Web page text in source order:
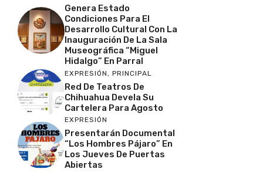
Genera Estado
Condiciones Para El
Desarrollo Cultural Con La
Inauguración De La Sala
Museográfica “Miguel
Hidalgo” En Parral
EXPRESIÓN, PRINCIPAL
Red De Teatros De
Chihuahua Devela Su
Cartelera Para Agosto
EXPRESIÓN
Presentarán Documental
“Los Hombres Pájaro” En
Los Jueves De Puertas
Abiertas